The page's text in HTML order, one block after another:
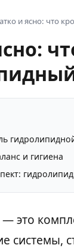
и ясно: что
и гигиена
— это
системы,